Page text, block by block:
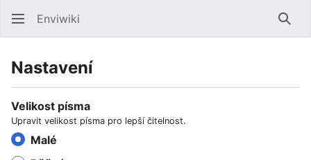
Enviwiki
Nastavení
Velikost písma
Upravit velikost písma pro lepší čitelnost.
Malé